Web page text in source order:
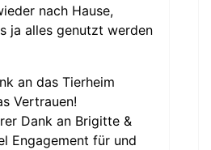
nach Hause,
ja alles genutzt werden
an das Tierheim
Vertrauen!
Dank an Brigitte &
Engagement für und